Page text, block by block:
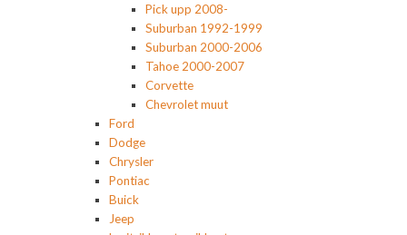
Pick upp 2008-
Suburban 1992-1999
Suburban 2000-2006
Tahoe 2000-2007
Corvette
Chevrolet muut
Ford
Dodge
Chrysler
Pontiac
Buick
Jeep